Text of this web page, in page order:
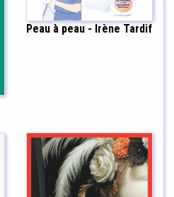
Peau à peau - Irène Tardif